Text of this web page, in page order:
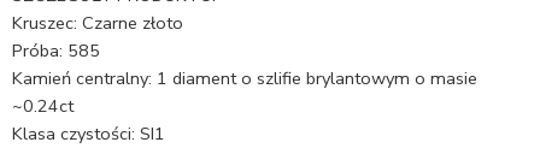
Kruszec: Czarne złoto
Próba: 585
Kamień centralny: 1 diament o szlifie brylantowym o masie
~0.24ct
Klasa czystości: SI1